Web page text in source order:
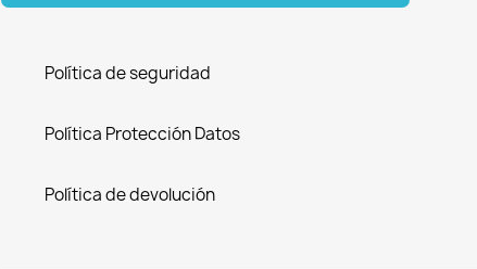
Política de seguridad
Política Protección Datos
Política de devolución